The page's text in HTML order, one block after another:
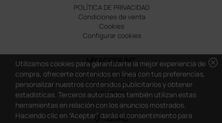
POLÍTICA DE PRIVACIDAD
Condiciones de venta
Cookies
Configurar cookies
MY ACCOUNT
Pedidos y Factura
Lista de deseos
Mis datos
UTILIDAD
cancel
Utilizamos cookies para garantizarte la mejor experiencia de
compra, ofrecerte contenidos en línea con tus preferencias,
personalizar nuestros contenidos publicitarios y obtener
estadísticas. Terceros autorizados también utilizan estas
herramientas en relación con los anuncios mostrados.
Haciendo clic en “Aceptar” darás el consentimiento para